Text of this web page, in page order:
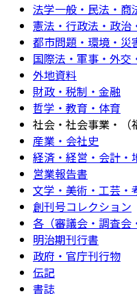
法学一般・民法・商
憲法・行政法・政治
都市問題・環境・災
国際法・軍事・外交
外地資料
財政・税制・金融
哲学・教育・体育
社会・社会事業・（
産業・会社史
経済・経営・会計・
営業報告書
文学・美術・工芸・
創刊号コレクション
各（審議会・調査会
明治期刊行書
政府・官庁刊行物
伝記
書誌